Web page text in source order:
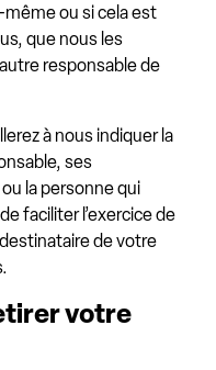
ou si cela est
que nous les
responsable de
à nous indiquer la
ses
la personne qui
faciliter l’exercice de
de votre
votre